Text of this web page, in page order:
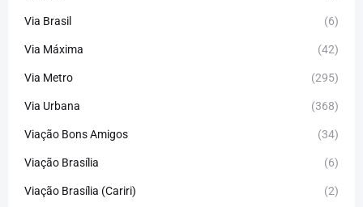
Via Brasil (6)
Via Máxima (42)
Via Metro (295)
Via Urbana (368)
Viação Bons Amigos (34)
Viação Brasília (6)
Viação Brasília (Cariri) (2)